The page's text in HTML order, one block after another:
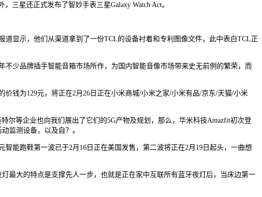
三星还正式发布了智妙手表三星Galaxy Watch Act。
显示，他们从渠道拿到了一份TCL的设备衬着和专利图像文件，此中表白TCL正
少品牌插手智能音箱市场所作，为国内智能音像市场带来史无前例的繁荣，而
钱为129元，将正在2月26日正在小米商城/小米之家/小米有品/京东/天猫/小米
等企业也向我们展出了它们的5G产物及规划，那么，华米科技Amazfit初次登
监测设备，以及自？。
能跑鞋第一波已于2月16日正在美国发售，第二波将正在2月19日起头，一曲想
大的特点是支撑先人一步，也就是正在家中互联所有蓝牙夜灯后，当床边第一